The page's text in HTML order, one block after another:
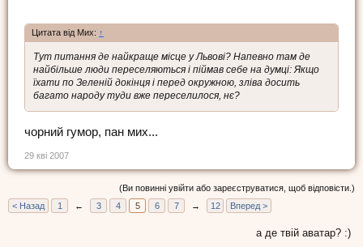
Цитата від Мих: ↑
Тут питання де найкраще місце у Львові? Напевно там де
найбільше люди переселяються і піймав себе на думці: Якщо
їхати по Зеленій докінця і перед окружною, зліва досить
багато народу туди вже переселилося, нє?
чорний гумор, пан мих...
29 кві 2007
(Ви повинні увійти або зареєструватися, щоб відповісти.)
< Назад
1 ← 3 4 5 6 7 → 12 Вперед >
а де твій аватар? :)